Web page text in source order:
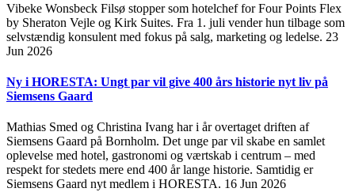
Vibeke Wonsbeck Filsø stopper som hotelchef for Four Points Flex
by Sheraton Vejle og Kirk Suites. Fra 1. juli vender hun tilbage som
selvstændig konsulent med fokus på salg, marketing og ledelse. 23
Jun 2026
Ny i HORESTA: Ungt par vil give 400 års historie nyt liv på
Siemsens Gaard
Mathias Smed og Christina Ivang har i år overtaget driften af
Siemsens Gaard på Bornholm. Det unge par vil skabe en samlet
oplevelse med hotel, gastronomi og værtskab i centrum – med
respekt for stedets mere end 400 år lange historie. Samtidig er
Siemsens Gaard nyt medlem i HORESTA. 16 Jun 2026